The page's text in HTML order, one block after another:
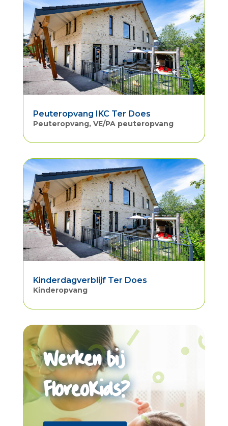
Peuteropvang IKC Ter Does
Peuteropvang, VE/PA peuteropvang
Kinderdagverblijf Ter Does
Kinderopvang
Werken bij
FloreoKids?